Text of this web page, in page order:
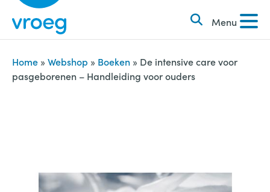
i
Menu
k
e
n
n
a
Home » Webshop » Boeken » De intensive care voor
pasgeborenen – Handleiding voor ouders